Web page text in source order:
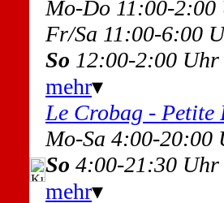
Mo-Do 11:00-
Fr/Sa 11:00-6:00
So 12:00-2:00 Uhr
mehr▾
Le Crobag - Petite
Mo-Sa 4:00-
So 4:00-21:30 Uhr
mehr▾